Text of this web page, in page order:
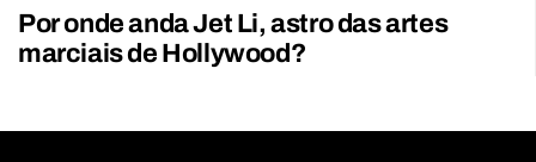
Por onde anda Jet Li, astro das artes
marciais de Hollywood?